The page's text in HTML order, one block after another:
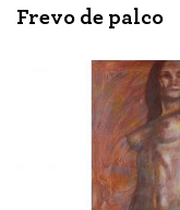
Frevo de palco